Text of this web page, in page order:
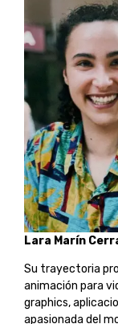
Lara Marín
Su trayectoria
animación para
graphics,
apasionada del